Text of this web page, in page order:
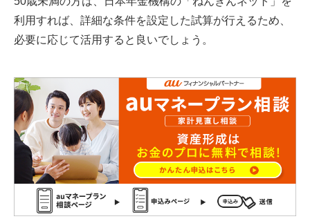
利用すれば、詳細な条件を設定した試算が行えるため、
必要に応じて活用すると良いでしょう。